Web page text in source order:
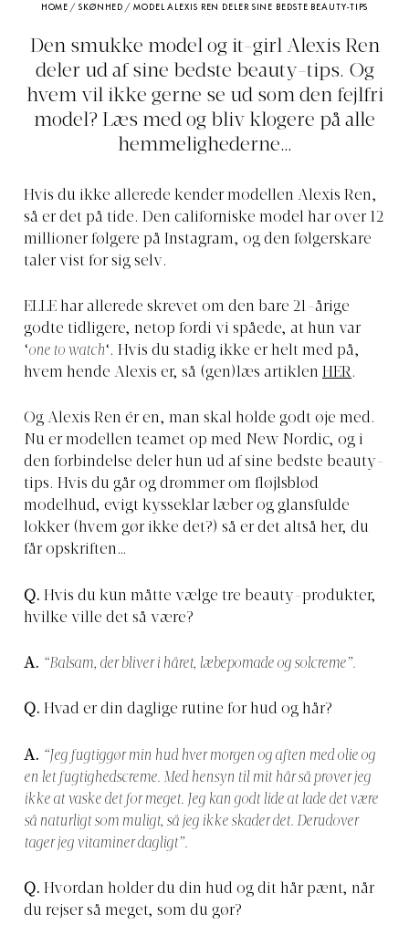
HOME / SKØNHED / MODEL ALEXIS REN DELER SINE BEDSTE BEAUTY-TIPS
Den smukke model og it-girl Alexis Ren
deler ud af sine bedste beauty-tips. Og
hvem vil ikke gerne se ud som den fejlfri
model? Læs med og bliv klogere på alle
hemmelighederne…
Hvis du ikke allerede kender modellen Alexis Ren,
så er det på tide. Den californiske model har over 12
millioner følgere på Instagram, og den følgerskare
taler vist for sig selv.
ELLE har allerede skrevet om den bare 21-årige
godte tidligere, netop fordi vi spåede, at hun var
‘one to watch‘. Hvis du stadig ikke er helt med på,
hvem hende Alexis er, så (gen)læs artiklen HER.
Og Alexis Ren ér en, man skal holde godt øje med.
Nu er modellen teamet op med New Nordic, og i
den forbindelse deler hun ud af sine bedste beauty-
tips. Hvis du går og drømmer om fløjlsblød
modelhud, evigt kysseklar læber og glansfulde
lokker (hvem gør ikke det?) så er det altså her, du
får opskriften…
Q. Hvis du kun måtte vælge tre beauty-produkter,
hvilke ville det så være?
A. “Balsam, der bliver i håret, læbepomade og solcreme”.
Q. Hvad er din daglige rutine for hud og hår?
A. “Jeg fugtiggør min hud hver morgen og aften med olie og
en let fugtighedscreme. Med hensyn til mit hår så prøver jeg
ikke at vaske det for meget. Jeg kan godt lide at lade det være
så naturligt som muligt, så jeg ikke skader det. Derudover
tager jeg vitaminer dagligt”.
Q. Hvordan holder du din hud og dit hår pænt, når
du rejser så meget, som du gør?